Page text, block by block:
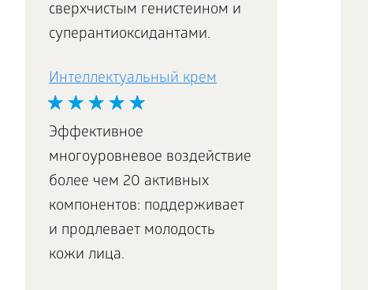
сверхчистым генистеином и
суперантиоксидантами.
Интеллектуальный крем
Эффективное
многоуровневое воздействие
более чем 20 активных
компонентов: поддерживает
и продлевает молодость
кожи лица.